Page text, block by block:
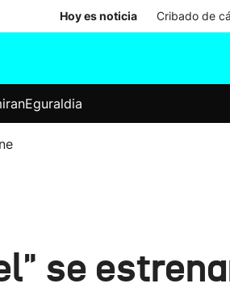
Hoy es noticia Cribado de
Eguraldia
se